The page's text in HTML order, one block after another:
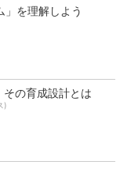
」を理解しよう
の育成設計とは
)